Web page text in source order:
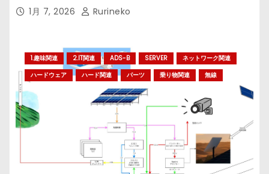
1月 7, 2026 Rurineko
1.趣味関連 2.IT関連 ADS-B SERVER
ネットワーク関連
ハードウェア
ハード関連 パーツ 乗り物関連 無線